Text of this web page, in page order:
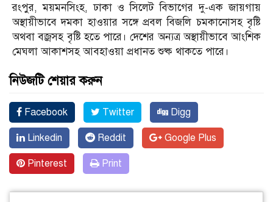
রংপুর, ময়মনসিংহ, ঢাকা ও সিলেট বিভাগের দু-এক জায়গায়
অস্থায়ীভাবে দমকা হাওয়ার সঙ্গে প্রবল বিজলি চমকানোসহ বৃষ্টি
অথবা বজ্রসহ বৃষ্টি হতে পারে। দেশের অন্যত্র অস্থায়ীভাবে আংশিক
মেঘলা আকাশসহ আবহাওয়া প্রধানত শুষ্ক থাকতে পারে।
নিউজটি শেয়ার করুন
Facebook Twitter Digg
Linkedin Reddit Google Plus
Pinterest Print